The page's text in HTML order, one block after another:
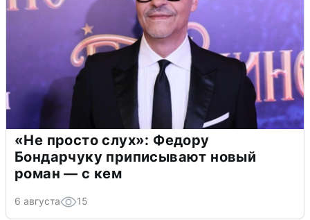
«Не просто слух»: Федору
Бондарчуку приписывают новый
роман — с кем
6 августа 15